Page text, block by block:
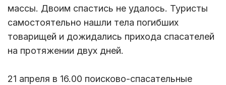
массы. Двоим спастись не удалось. Туристы
самостоятельно нашли тела погибших
товарищей и дожидались прихода спасателей
на протяжении двух дней.
21 апреля в 16.00 поисково-спасательные